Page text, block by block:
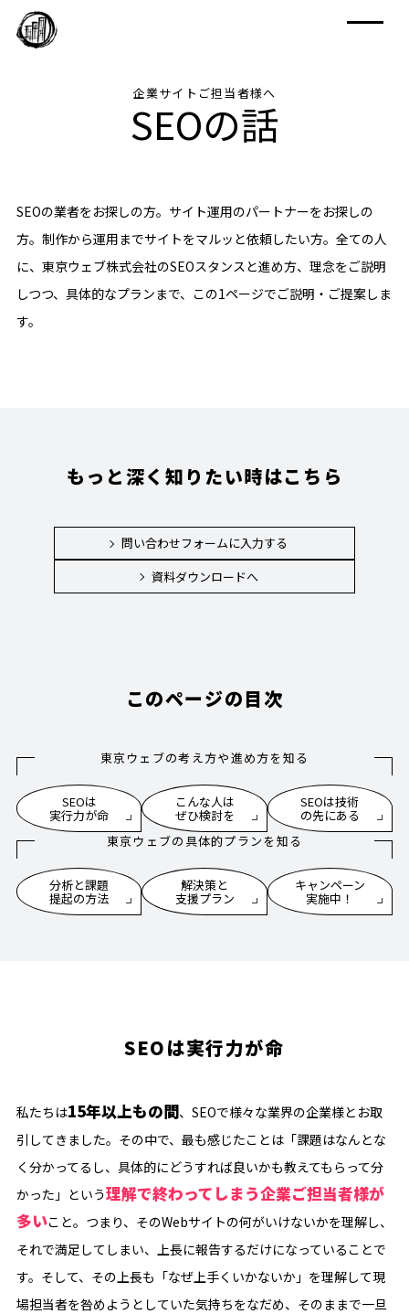
企業サイトご担当者様へ
SEOの話
SEOの業者をお探しの方。サイト運用のパートナーをお探しの
方。制作から運用までサイトをマルッと依頼したい方。全ての人
に、東京ウェブ株式会社のSEOスタンスと進め方、理念をご説明
しつつ、具体的なプランまで、この1ページでご説明・ご提案しま
す。
もっと深く知りたい時はこちら
問い合わせフォームに入力する
資料ダウンロードへ
このページの目次
東京ウェブの考え方や進め方を知る
SEOは
実行力が命
こんな人は
ぜひ検討を
SEOは技術
の先にある
東京ウェブの具体的プランを知る
分析と課題
提起の方法
解決策と
支援プラン
キャンペーン
実施中！
SEOは実行力が命
私たちは15年以上もの間、SEOで様々な業界の企業様とお取
引してきました。その中で、最も感じたことは「課題はなんとな
く分かってるし、具体的にどうすれば良いかも教えてもらって分
かった」という理解で終わってしまう企業ご担当者様が
多いこと。つまり、そのWebサイトの何がいけないかを理解し、
それで満足してしまい、上長に報告するだけになっていることで
す。そして、その上長も「なぜ上手くいかないか」を理解して現
場担当者を咎めようとしていた気持ちをなだめ、そのままで一旦